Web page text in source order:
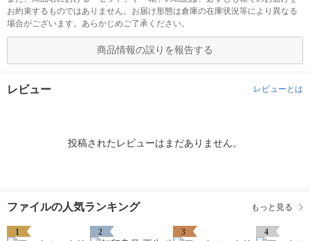
お約束するものではありません。お届け形態は倉庫の在庫状況等により異なる
場合がございます。あらかじめご了承ください。
商品情報の誤りを報告する
レビュー レビューとは
投稿されたレビューはまだありません。
ファイルの人気ランキング もっと見る
1 2 3 4